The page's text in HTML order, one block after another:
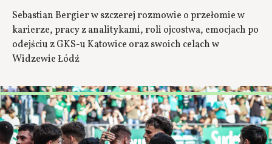
Sebastian Bergier w szczerej rozmowie o przełomie w
karierze, pracy z analitykami, roli ojcostwa, emocjach po
odejściu z GKS-u Katowice oraz swoich celach w
Widzewie Łódź